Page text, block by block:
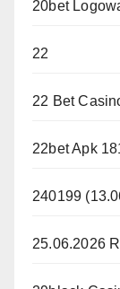
20bet
22
22 Bet
22bet Apk
240199
25.06.2026